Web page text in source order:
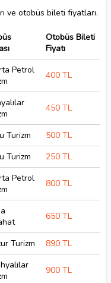
ve otobüs bileti fiyatları.
Otobüs Bileti
Fiyatı
Petrol
400 TL
450 TL
Turizm
500 TL
Turizm 250 TL
Petrol
800 TL
650 TL
Turizm 890 TL
900 TL